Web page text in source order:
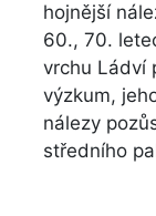
hojnější
60., 70.
vrchu Ládví
výzkum,
nálezy
středního